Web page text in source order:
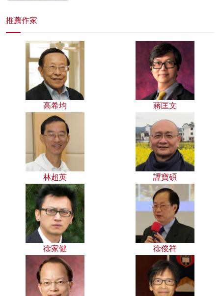
推薦作家
高希均 蔣匡文
林超英 譚寶碩
徐家健 徐俊祥